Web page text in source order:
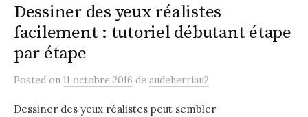
Dessiner des yeux réalistes
facilement : tutoriel débutant étape
par étape
Posted on 11 octobre 2016 de audeherriau2
Dessiner des yeux réalistes peut sembler